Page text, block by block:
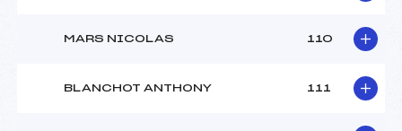
MARS NICOLAS 110
BLANCHOT ANTHONY 111